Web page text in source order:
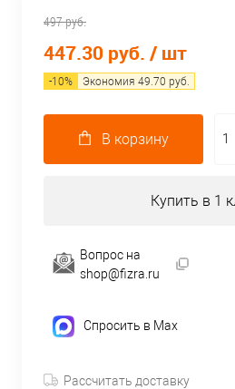
497 руб.
447.30 руб. / шт
-10% Экономия 49.70 руб.
В корзину
Купить в 1
Вопрос на
shop@fizra.ru
Спросить в Max
Рассчитать доставку